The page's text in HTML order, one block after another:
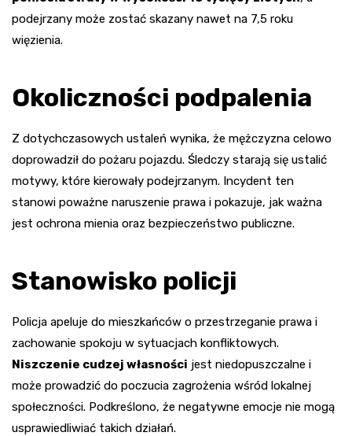
podejrzany może zostać skazany nawet na 7,5 roku
więzienia.
Okoliczności podpalenia
Z dotychczasowych ustaleń wynika, że mężczyzna celowo
doprowadził do pożaru pojazdu. Śledczy starają się ustalić
motywy, które kierowały podejrzanym. Incydent ten
stanowi poważne naruszenie prawa i pokazuje, jak ważna
jest ochrona mienia oraz bezpieczeństwo publiczne.
Stanowisko policji
Policja apeluje do mieszkańców o przestrzeganie prawa i
zachowanie spokoju w sytuacjach konfliktowych.
Niszczenie cudzej własności jest niedopuszczalne i
może prowadzić do poczucia zagrożenia wśród lokalnej
społeczności. Podkreślono, że negatywne emocje nie mogą
usprawiedliwiać takich działań.